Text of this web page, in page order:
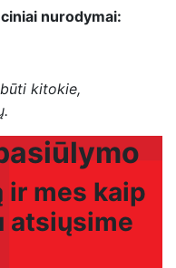
nurodymai:
kitokie,
mes kaip
atsiųsime